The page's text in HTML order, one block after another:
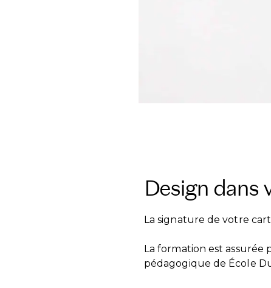
Design dans
La signature de votre
La formation est
pédagogique de École